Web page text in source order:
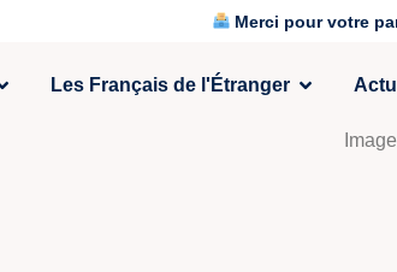
Merci pour votre
Les Français de l'Étranger